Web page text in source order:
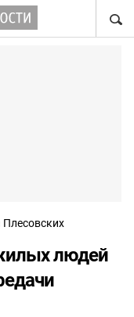
Плесовских
людей